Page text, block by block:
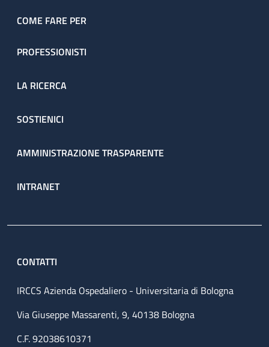
attraverso il percorso ambulatoriale complesso (PAC).
COME FARE PER
PROFESSIONISTI
LA RICERCA
SOSTIENICI
AMMINISTRAZIONE TRASPARENTE
INTRANET
CONTATTI
IRCCS Azienda Ospedaliero - Universitaria di Bologna
Via Giuseppe Massarenti, 9, 40138 Bologna
C.F. 92038610371